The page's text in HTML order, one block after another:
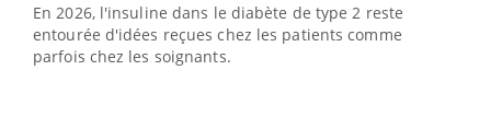
En 2026, l'insuline dans le diabète de type 2 reste
entourée d'idées reçues chez les patients comme
parfois chez les soignants.